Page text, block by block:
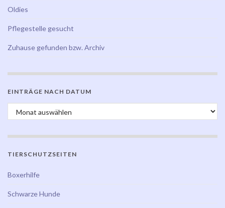
Oldies
Pflegestelle gesucht
Zuhause gefunden bzw. Archiv
EINTRÄGE NACH DATUM
Einträge nach Datum
TIERSCHUTZSEITEN
Boxerhilfe
Schwarze Hunde